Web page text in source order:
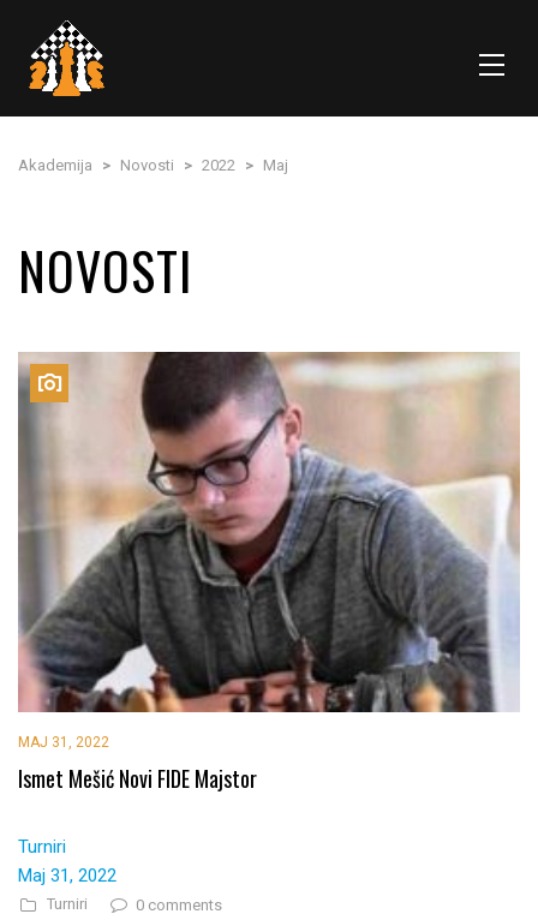
Akademija > Novosti > 2022 > Maj
NOVOSTI
MAJ 31, 2022
Ismet Mešić Novi FIDE Majstor
Turniri
Maj 31, 2022
Turniri 0 comments